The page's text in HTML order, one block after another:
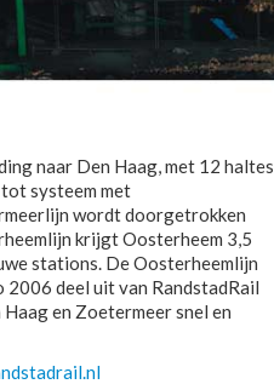
naar Den Haag, met 12 haltes
systeem met
wordt doorgetrokken
krijgt Oosterheem 3,5
stations. De Oosterheemlijn
2006 deel uit van RandstadRail
en Zoetermeer snel en